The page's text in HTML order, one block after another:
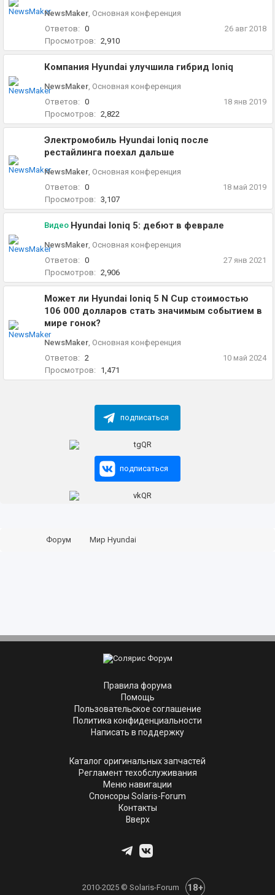
NewsMaker, Основная конференция
Ответов: 0
Просмотров: 2,910
26 авг 2018
Компания Hyundai улучшила гибрид Ioniq
NewsMaker, Основная конференция
Ответов: 0
Просмотров: 2,822
18 янв 2019
Электромобиль Hyundai Ioniq после
рестайлинга поехал дальше
NewsMaker, Основная конференция
Ответов: 0
Просмотров: 3,107
18 май 2019
Видео Hyundai Ioniq 5: дебют в феврале
NewsMaker, Основная конференция
Ответов: 0
Просмотров: 2,906
27 янв 2021
Может ли Hyundai Ioniq 5 N Cup стоимостью
106 000 долларов стать значимым событием в
мире гонок?
NewsMaker, Основная конференция
Ответов: 2
Просмотров:
1,471
10 май 2024
подписаться
подписаться
Форум Мир Hyundai
Правила форума
Помощь
Пользовательское соглашение
Политика конфиденциальности
Написать в поддержку
Каталог оригинальных запчастей
Регламент техобслуживания
Меню навигации
Спонсоры Solaris-Forum
Контакты
Вверх
2010-2025 © Solaris-Forum 18+